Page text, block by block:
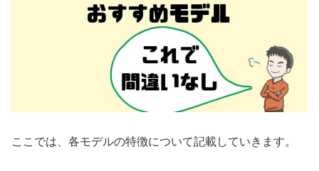
ここでは、各モデルの特徴について記載していきます。